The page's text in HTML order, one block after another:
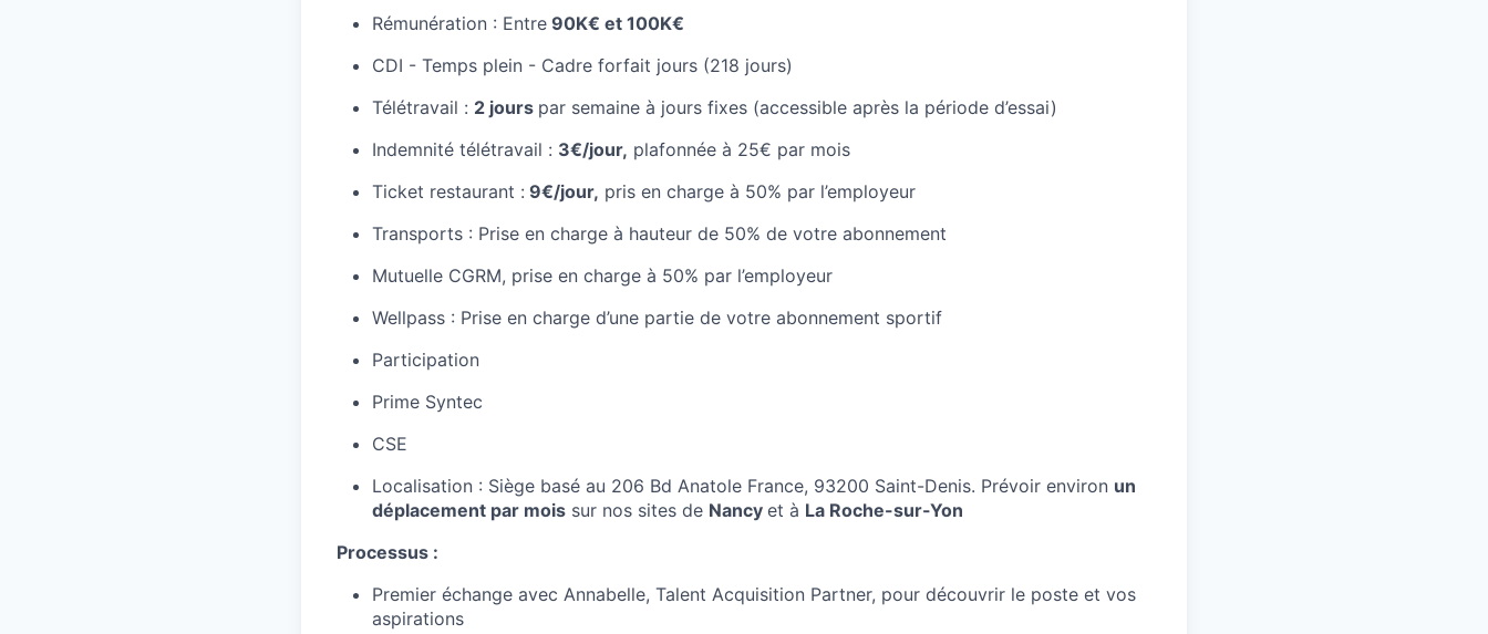
Rémunération : Entre 90K€ et 100K€
CDI - Temps plein - Cadre forfait jours (218 jours)
Télétravail : 2 jours par semaine à jours fixes (accessible après la période d’essai)
Indemnité télétravail : 3€/jour, plafonnée à 25€ par mois
Ticket restaurant : 9€/jour, pris en charge à 50% par l’employeur
Transports : Prise en charge à hauteur de 50% de votre abonnement
Mutuelle CGRM, prise en charge à 50% par l’employeur
Wellpass : Prise en charge d’une partie de votre abonnement sportif
Participation
Prime Syntec
CSE
Localisation : Siège basé au 206 Bd Anatole France, 93200 Saint-Denis. Prévoir environ un
déplacement par mois sur nos sites de Nancy et à La Roche-sur-Yon
Processus :
Premier échange avec Annabelle, Talent Acquisition Partner, pour découvrir le poste et vos
aspirations